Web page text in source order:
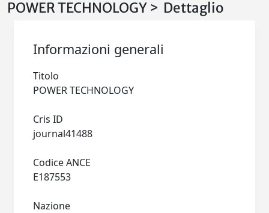
POWER TECHNOLOGY > Dettaglio
Informazioni generali
Titolo
Cris ID
Codice ANCE
Nazione